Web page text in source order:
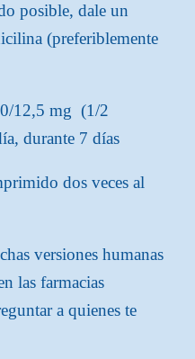
posible, dale un
(preferiblemente
12,5 mg (1/2
durante 7 días
dos veces al
versiones humanas
las farmacias
a quienes te